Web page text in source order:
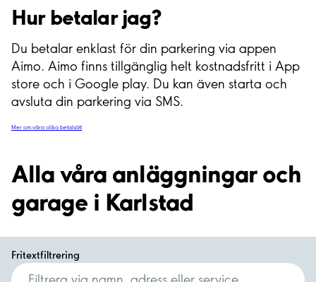
Hur betalar jag?
Du betalar enklast för din parkering via appen
Aimo. Aimo finns tillgänglig helt kostnadsfritt i App
store och i Google play. Du kan även starta och
avsluta din parkering via SMS.
Mer om våra olika betalsätt
Alla våra anläggningar och
garage i Karlstad
Fritextfiltrering